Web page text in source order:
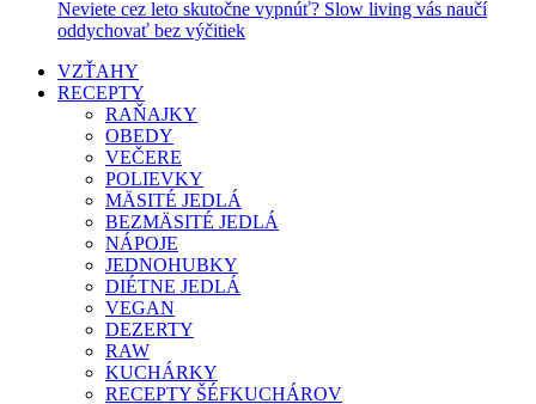
Neviete cez leto skutočne vypnúť? Slow living vás naučí
oddychovať bez výčitiek
VZŤAHY
RECEPTY
RAŇAJKY
OBEDY
VEČERE
POLIEVKY
MÄSITÉ JEDLÁ
BEZMÄSITÉ JEDLÁ
NÁPOJE
JEDNOHUBKY
DIÉTNE JEDLÁ
VEGAN
DEZERTY
RAW
KUCHÁRKY
RECEPTY ŠÉFKUCHÁROV